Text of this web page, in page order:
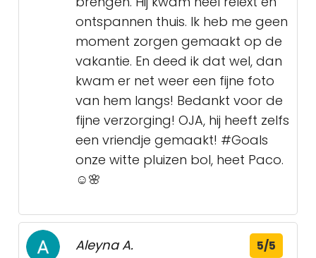
ontspannen thuis. Ik heb me geen
moment zorgen gemaakt op de
vakantie. En deed ik dat wel, dan
kwam er net weer een fijne foto
van hem langs! Bedankt voor de
fijne verzorging! OJA, hij heeft zelfs
een vriendje gemaakt! #Goals
onze witte pluizen bol, heet Paco.
☺️🌸
Aleyna A. 5/5